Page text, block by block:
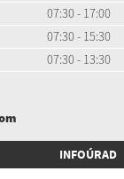
07:30 - 17:00
07:30 - 15:30
07:30 - 13:30
INFOÚRAD